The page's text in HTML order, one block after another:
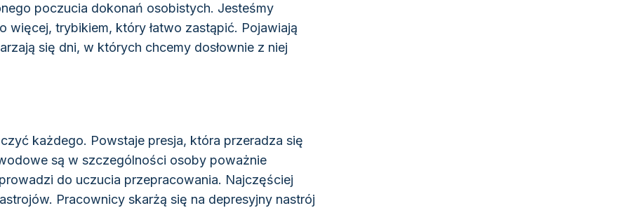
poczucia dokonań osobistych. Jesteśmy
więcej, trybikiem, który łatwo zastąpić. Pojawiają
się dni, w których chcemy dosłownie z niej
każdego. Powstaje presja, która przeradza się
są w szczególności osoby poważnie
do uczucia przepracowania. Najczęściej
Pracownicy skarżą się na depresyjny nastrój